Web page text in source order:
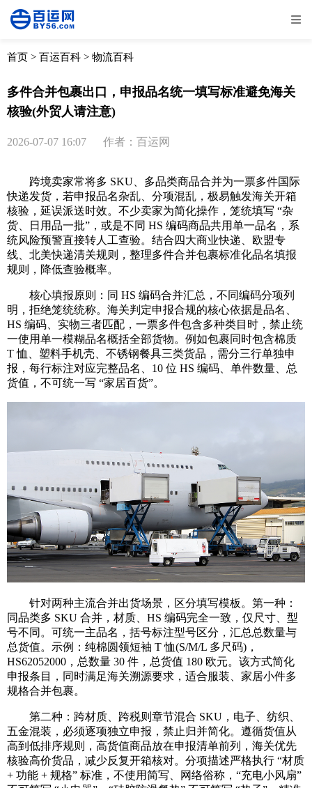
全部 物流资讯
取消
首页 > 百运百科 > 物流百科
多件合并包裹出口，申报品名统一填写标准避免海关
核验(外贸人请注意)
2026-07-07 16:07 作者：百运网
跨境卖家常将多 SKU、多品类商品合并为一票多件国际
快递发货，若申报品名杂乱、分项混乱，极易触发海关开箱
核验，延误派送时效。不少卖家为简化操作，笼统填写 “杂
货、日用品一批”，或是不同 HS 编码商品共用单一品名，系
统风险预警直接转人工查验。结合四大商业快递、欧盟专
线、北美快递清关规则，整理多件合并包裹标准化品名填报
规则，降低查验概率。
核心填报原则：同 HS 编码合并汇总，不同编码分项列
明，拒绝笼统统称。海关判定申报合规的核心依据是品名、
HS 编码、实物三者匹配，一票多件包含多种类目时，禁止统
一使用单一模糊品名概括全部货物。例如包裹同时包含棉质
T 恤、塑料手机壳、不锈钢餐具三类货品，需分三行单独申
报，每行标注对应完整品名、10 位 HS 编码、单件数量、总
货值，不可统一写 “家居百货”。
针对两种主流合并出货场景，区分填写模板。第一种：
同品类多 SKU 合并，材质、HS 编码完全一致，仅尺寸、型
号不同。可统一主品名，括号标注型号区分，汇总总数量与
总货值。示例：纯棉圆领短袖 T 恤(S/M/L 多尺码)，
HS62052000，总数量 30 件，总货值 180 欧元。该方式简化
申报条目，同时满足海关溯源要求，适合服装、家居小件多
规格合并包裹。
第二种：跨材质、跨税则章节混合 SKU，电子、纺织、
五金混装，必须逐项独立申报，禁止归并简化。遵循货值从
高到低排序规则，高货值商品放在申报清单前列，海关优先
核验高价货品，减少反复开箱核对。分项描述严格执行 “材质
+ 功能 + 规格” 标准，不使用简写、网络俗称，“充电小风扇”